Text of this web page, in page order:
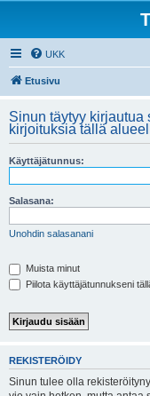
UKK
Etusivu
Sinun täytyy kirjautua
kirjoituksia tällä
Käyttäjätunnus:
Salasana:
Unohdin salasanani
Muista minut
Piilota käyttäjätunnukseni
REKISTERÖIDY
Sinun tulee olla